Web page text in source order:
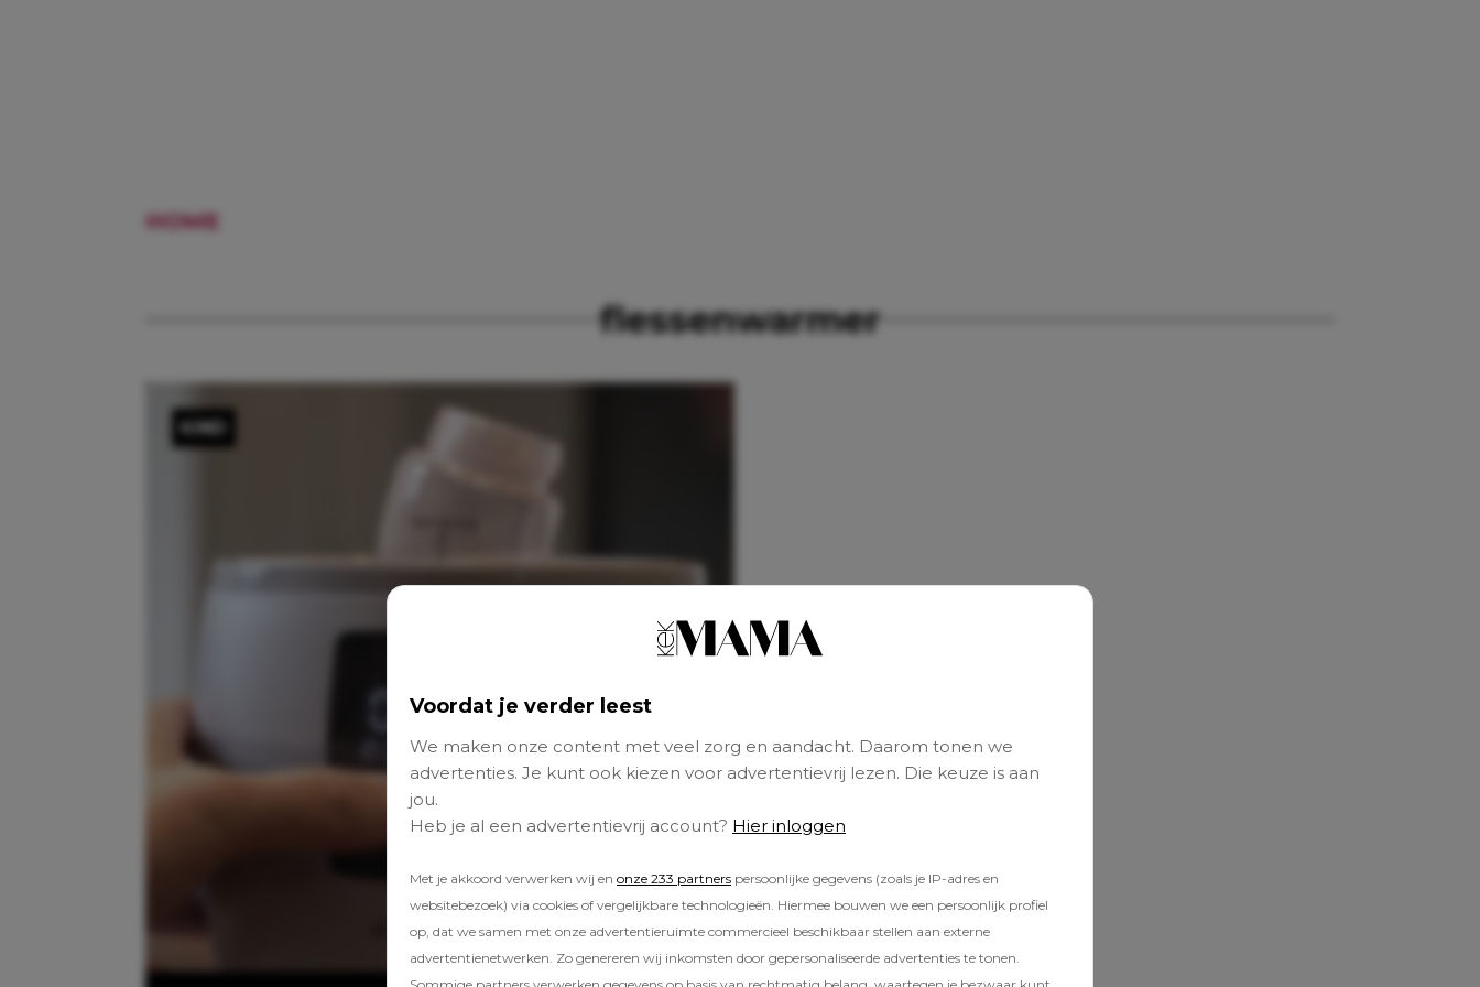
Voordat je verder leest
We maken onze content met veel zorg en aandacht. Daarom tonen we
advertenties. Je kunt ook kiezen voor advertentievrij lezen. Die keuze is aan
jou.
Heb je al een advertentievrij account? Hier inloggen
Met je akkoord verwerken wij en onze 233 partners persoonlijke gegevens (zoals je IP-adres en
websitebezoek) via cookies of vergelijkbare technologieën. Hiermee bouwen we een persoonlijk profiel
op, dat we samen met onze advertentieruimte commercieel beschikbaar stellen aan externe
advertentienetwerken. Zo genereren wij inkomsten door gepersonaliseerde advertenties te tonen.
Sommige partners verwerken gegevens op basis van rechtmatig belang, waartegen je bezwaar kunt
HOME
flessenwarmer
KIND